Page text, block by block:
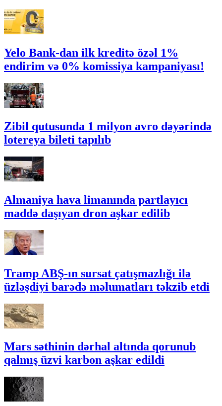
Yelo Bank-dan ilk kreditə özəl 1%
endirim və 0% komissiya kampaniyası!
Zibil qutusunda 1 milyon avro dəyərində
lotereya bileti tapılıb
Almaniya hava limanında partlayıcı
maddə daşıyan dron aşkar edilib
Tramp ABŞ-ın sursat çatışmazlığı ilə
üzləşdiyi barədə məlumatları təkzib etdi
Mars səthinin dərhal altında qorunub
qalmış üzvi karbon aşkar edildi